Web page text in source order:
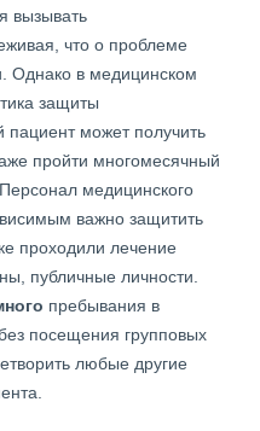
вызывать
что о проблеме
Однако в медицинском
защиты
может получить
пройти многомесячный
медицинского
важно защитить
проходили лечение
публичные личности.
пребывания в
посещения групповых
любые другие